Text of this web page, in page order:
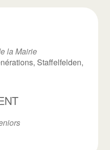
la Mairie
Staffelfelden,